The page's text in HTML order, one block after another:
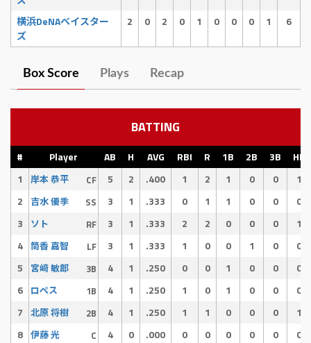
横浜DeNAベイスター
ズ
2 0 2 0 1 0 0 0 1 6
Box Score Plays Recap
BATTING
# Player AB H AVG RBI R 1B 2B 3B
HR
1
岸本 恭平 CF 5 2 .400 1 2 1 0 0
1
2
吉水 優季 SS 3 1 .333 0 1 1 0 0
0
3
ソト RF 3 1 .333 2 2 0 0 0
1
4 筒香 嘉智 LF 3 1 .333 1 0 0 1 0
0
5
宮﨑 敏郎 3B 4 1 .250 0 0 1 0 0
0
6
ロペス 1B 4 1 .250 1 0 1 0 0
0
7 北原 将樹 2B 4 1 .250 1 1 0 0 0
1
8 伊藤 光 C 4 0 .000 0 0 0 0 0
0